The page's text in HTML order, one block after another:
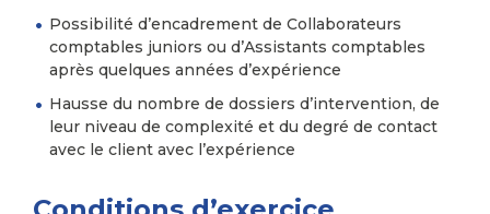
Possibilité d’encadrement de Collaborateurs
comptables juniors ou d’Assistants comptables
après quelques années d’expérience
Hausse du nombre de dossiers d’intervention, de
leur niveau de complexité et du degré de contact
avec le client avec l’expérience